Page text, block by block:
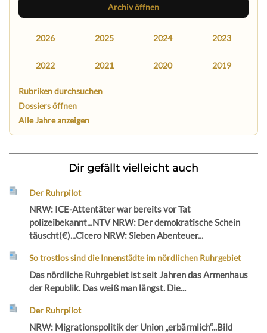
Archiv öffnen
2026 2025 2024 2023
2022 2021 2020 2019
Rubriken durchsuchen
Dossiers öffnen
Alle Jahre anzeigen
Dir gefällt vielleicht auch
Der Ruhrpilot
NRW: ICE-Attentäter war bereits vor Tat
polizeibekannt...NTV NRW: Der demokratische Schein
täuscht(€)...Cicero NRW: Sieben Abenteuer...
So trostlos sind die Innenstädte im nördlichen Ruhrgebiet
Das nördliche Ruhrgebiet ist seit Jahren das Armenhaus
der Republik. Das weiß man längst. Die...
Der Ruhrpilot
NRW: Migrationspolitik der Union „erbärmlich“...Bild